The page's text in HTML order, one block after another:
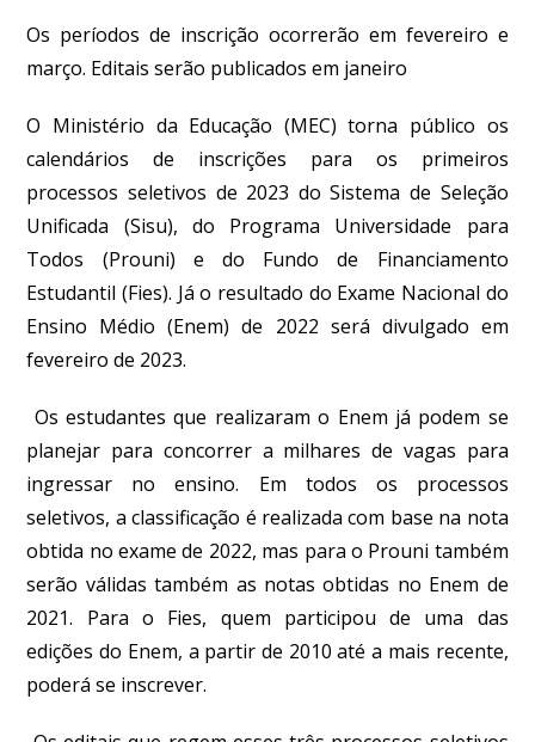
Os períodos de inscrição ocorrerão em fevereiro e
março. Editais serão publicados em janeiro
O Ministério da Educação (MEC) torna público os
calendários de inscrições para os primeiros
processos seletivos de 2023 do Sistema de Seleção
Unificada (Sisu), do Programa Universidade para
Todos (Prouni) e do Fundo de Financiamento
Estudantil (Fies). Já o resultado do Exame Nacional do
Ensino Médio (Enem) de 2022 será divulgado em
fevereiro de 2023.
Os estudantes que realizaram o Enem já podem se
planejar para concorrer a milhares de vagas para
ingressar no ensino. Em todos os processos
seletivos, a classificação é realizada com base na nota
obtida no exame de 2022, mas para o Prouni também
serão válidas também as notas obtidas no Enem de
2021. Para o Fies, quem participou de uma das
edições do Enem, a partir de 2010 até a mais recente,
poderá se inscrever.